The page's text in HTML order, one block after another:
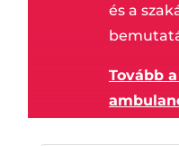
és a
Tovább